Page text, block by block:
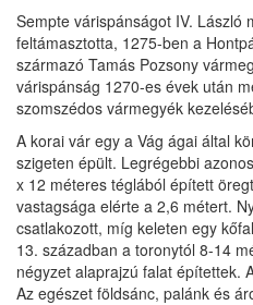
Sempte várispánságot IV. László
feltámasztotta, 1275-ben a
származó Tamás Pozsony
várispánság 1270-es évek után
szomszédos vármegyék
A korai vár egy a Vág ágai által
szigeten épült. Legrégebbi
x 12 méteres téglából épített
vastagsága elérte a 2,6 métert.
csatlakozott, míg keleten egy
13. században a toronytól 8-14
négyzet alaprajzú falat építettek.
Az egészet földsánc, palánk és